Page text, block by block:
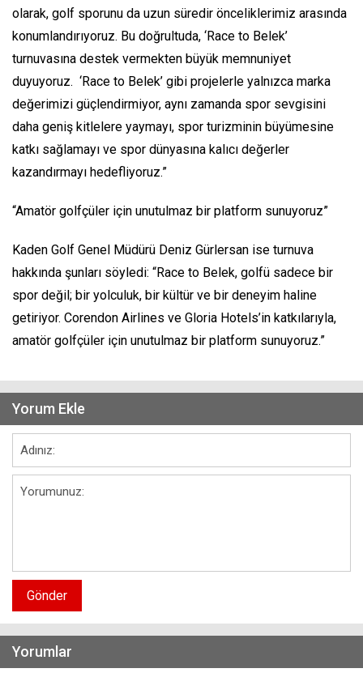
olarak, golf sporunu da uzun süredir önceliklerimiz arasında
konumlandırıyoruz. Bu doğrultuda, ‘Race to Belek’
turnuvasına destek vermekten büyük memnuniyet
duyuyoruz. ‘Race to Belek’ gibi projelerle yalnızca marka
değerimizi güçlendirmiyor, aynı zamanda spor sevgisini
daha geniş kitlelere yaymayı, spor turizminin büyümesine
katkı sağlamayı ve spor dünyasına kalıcı değerler
kazandırmayı hedefliyoruz.”
“Amatör golfçüler için unutulmaz bir platform sunuyoruz”
Kaden Golf Genel Müdürü Deniz Gürlersan ise turnuva
hakkında şunları söyledi: “Race to Belek, golfü sadece bir
spor değil; bir yolculuk, bir kültür ve bir deneyim haline
getiriyor. Corendon Airlines ve Gloria Hotels’in katkılarıyla,
amatör golfçüler için unutulmaz bir platform sunuyoruz.”
Yorum Ekle
Gönder
Yorumlar